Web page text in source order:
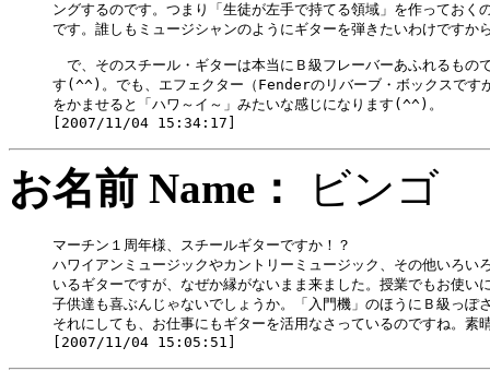
ングするのです。つまり「生徒が左手で持てる領域」を作っておく
です。誰しもミュージシャンのようにギターを弾きたいわけですか
で、そのスチール・ギターは本当にＢ級フレーバーあふれるもの
す(^^)。でも、エフェクター（Fenderのリバーブ・ボックスです
をかませると「ハワ～イ～」みたいな感じになります(^^)。
お名前 Name： ビン
マーチン１周年様、スチールギターですか！？
ハワイアンミュージックやカントリーミュージック、その他いろい
いるギターですが、なぜか縁がないまま来ました。授業でもお使い
子供達も喜ぶんじゃないでしょうか。「入門機」のほうにＢ級っぽ
それにしても、お仕事にもギターを活用なさっているのですね。素